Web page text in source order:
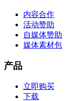
内容合作
活动赞助
自媒体赞助
媒体素材包
产品
立即购买
下载